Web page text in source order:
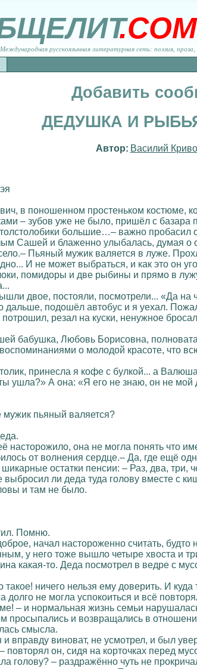
.COM
Международная русскоязычная литературная сеть: поэзия,
Добавить
ДЕДУШКА И
Автор: Василий
в поношенном простеньком костюме,
– зубов уже не было, пришёл с базара
большие…– важно пробасил
Сашей и блаженно улыбалась, думая о
Пьяный мужик валяется в луже.
И не может выбраться, и как это он
помидоры и две рыбины и прямо в
двое, постояли, посмотрели... «Да на
подошёл автобус и я уехал.
потрошил, резал на куски, ненужное
бабушка, Любовь Борисовна,
о молодой красоте, что
принесла я кофе с булкой... а
ушла?» А она: «Я его не знаю, он не
мужик пьяный валяется?
насторожило, она не могла понять что
от волнения сердце.– Да, где ещё
остатки пенсии: – Раз, два, три,
ли деда туда голову вместе с
и там не было.
Помню.
начал настороженно считать, будто
у него тоже вышло четыре хвоста и
какая-то. Деда посмотрел в ведре с
такое! ничего нельзя ему доверить. И
долго не могла успокоиться и всё
– и нормальная жизнь семьи
просыпались и возвращались в
смысла.
вправду виноват, не усмотрел, и был
повторял он, сидя на корточках перед
голову? – раздражённо чуть не